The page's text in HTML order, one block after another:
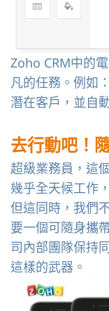
Zoho CRM中的
凡的任務。例如
潛在客戶，並自
去行動吧！
超級業務員，這
幾乎全天候工作
但這同時，我們
要一個可隨身攜
司內部團隊保持
這樣的武器。